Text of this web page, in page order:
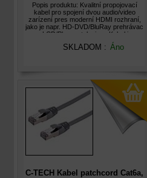
8K@60Hz,zlacené 2m
Popis produktu: Kvalitní propojovací
kabel pro spojení dvou audio/video
zarízení pres moderní HDMI rozhraní,
jako je napr. HD-DVD/BluRay prehrávac
a LCD/Plazma televizor. Kabel je
stínený, dokáže prenášet digitální zvuk i
obraz a podporuje digitání ochr
SKLADOM : Áno
C-TECH Kabel patchcord Cat6a,